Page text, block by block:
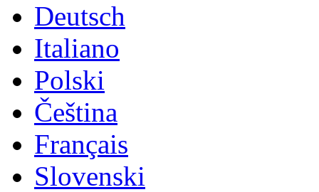
Deutsch
Italiano
Polski
Čeština
Français
Slovenski